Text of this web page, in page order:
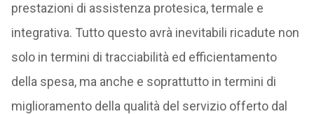
prestazioni di assistenza protesica, termale e
integrativa. Tutto questo avrà inevitabili ricadute non
solo in termini di tracciabilità ed efficientamento
della spesa, ma anche e soprattutto in termini di
miglioramento della qualità del servizio offerto dal